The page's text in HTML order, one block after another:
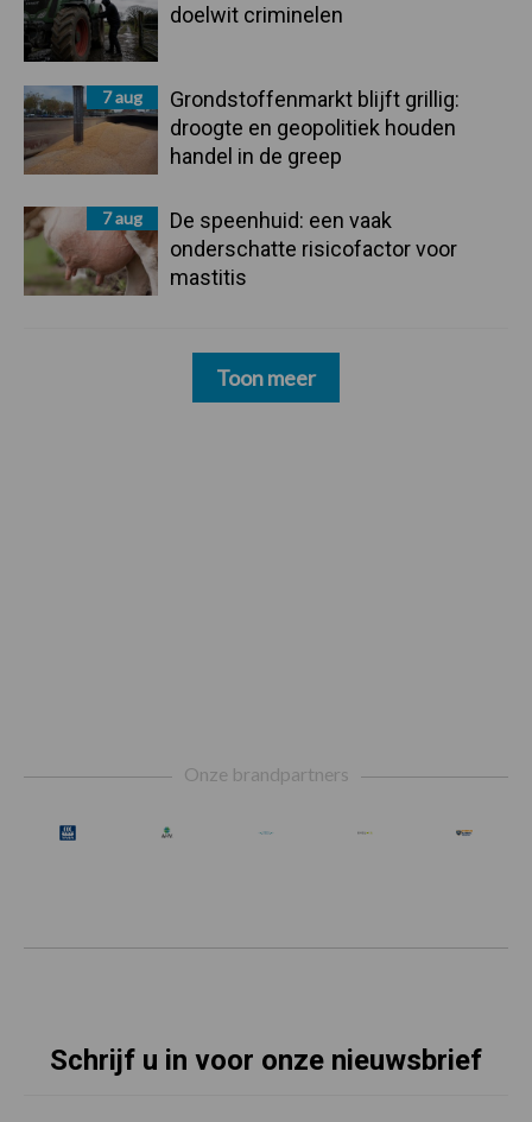
doelwit criminelen
7 aug
Grondstoffenmarkt blijft grillig:
droogte en geopolitiek houden
handel in de greep
7 aug
De speenhuid: een vaak
onderschatte risicofactor voor
mastitis
Toon meer
Onze brandpartners
Schrijf u in voor onze nieuwsbrief